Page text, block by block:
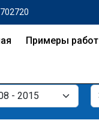
Примеры работ